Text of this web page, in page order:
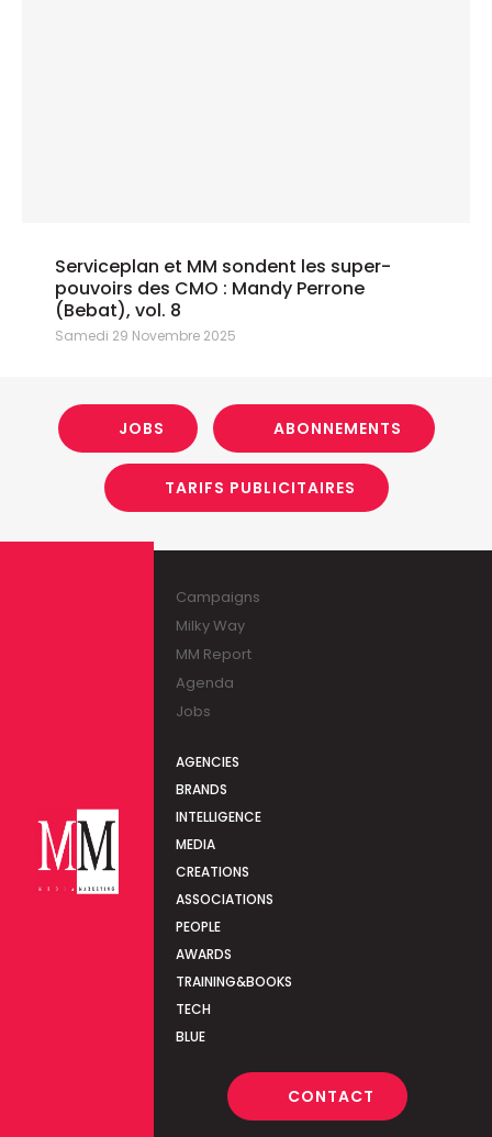
Serviceplan et MM sondent les super-
pouvoirs des CMO : Mandy Perrone
(Bebat), vol. 8
Samedi 29 Novembre 2025
JOBS ABONNEMENTS
TARIFS PUBLICITAIRES
Campaigns
Milky Way
MM Report
Agenda
Jobs
AGENCIES
BRANDS
INTELLIGENCE
MEDIA
CREATIONS
ASSOCIATIONS
PEOPLE
AWARDS
TRAINING&BOOKS
TECH
BLUE
CONTACT